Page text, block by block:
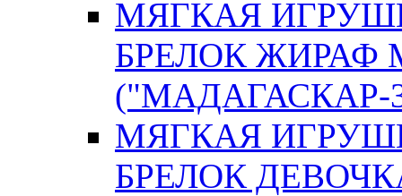
МЯГКАЯ
БРЕЛОК ЖИРАФ
("МАДАГАСКАР-
МЯГКАЯ
БРЕЛОК